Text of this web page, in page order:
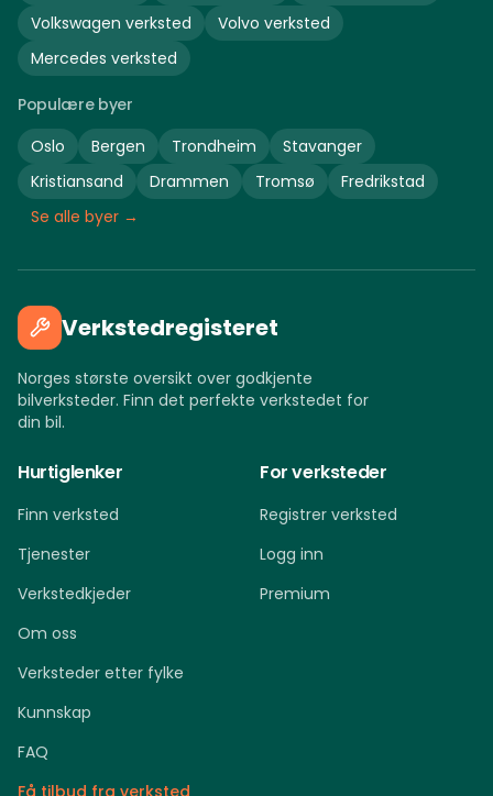
Volkswagen verksted Volvo verksted
Mercedes verksted
Populære byer
Oslo
Bergen Trondheim
Stavanger
Kristiansand
Drammen Tromsø
Fredrikstad
Se alle byer →
Verkstedregisteret
Norges største oversikt over godkjente
bilverksteder. Finn det perfekte verkstedet for
din bil.
Hurtiglenker
Finn verksted
Tjenester
Verkstedkjeder
Om oss
Verksteder etter fylke
Kunnskap
FAQ
Få tilbud fra verksted
For verksteder
Registrer verksted
Logg inn
Premium